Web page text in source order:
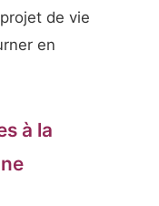
de vie
en
à la